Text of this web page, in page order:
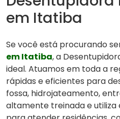
em Itatiba
Se você está procurando
em Itatiba, a
ideal. Atuamos em toda a
rápidas e eficientes para
fossa, hidrojateamento,
altamente treinada e